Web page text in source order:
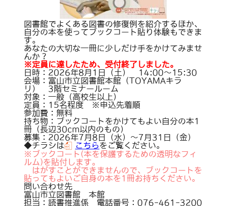
図書館でよくある図書の修復例を紹介するほか、
自分の本を使ってブックコート貼り体験もできま
す。
あなたの大切な一冊に少しだけ手をかけてみませ
んか？
※定員に達したため、受付終了しました。
日時：2026年8月1日（土） 14:00～15:30
会場：富山市立図書館本館（TOYAMAキラ
リ） 3階セミナールーム
対象：一般（高校生以上）
定員：15名程度 ※申込先着順
参加費：無料
持ち物：ブックコートをかけてもよい自分の本1
冊（長辺30cm以内のもの）
募集：2026年7月8日（水）～7月31日（金）
◆チラシは
こちらをご覧ください。
※ブックコート(本を保護するための透明なフィ
ルム)を貼付します。
はがすことができませんので、ブックコートを
貼ってもよいご自身の本を1冊お持ちください。
問い合わせ先
富山市立図書館 本館
担当：読書推進係 電話番号：076-461-3200